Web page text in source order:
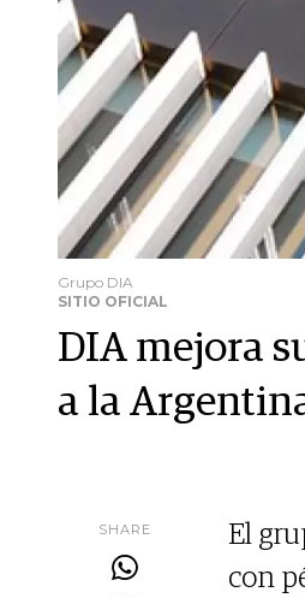
Grupo DIA
SITIO OFICIAL
DIA mejora
a la
SHARE
El
con